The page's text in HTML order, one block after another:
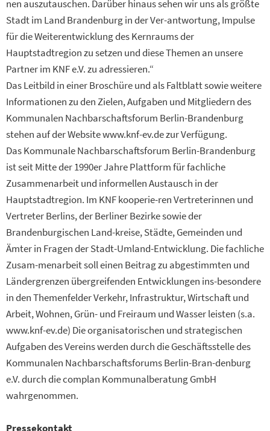
nen auszutauschen. Darüber hinaus sehen wir uns als größte
Stadt im Land Brandenburg in der Ver-antwortung, Impulse
für die Weiterentwicklung des Kernraums der
Hauptstadtregion zu setzen und diese Themen an unsere
Partner im KNF e.V. zu adressieren.“
Das Leitbild in einer Broschüre und als Faltblatt sowie weitere
Informationen zu den Zielen, Aufgaben und Mitgliedern des
Kommunalen Nachbarschaftsforum Berlin-Brandenburg
stehen auf der Website www.knf-ev.de zur Verfügung.
Das Kommunale Nachbarschaftsforum Berlin-Brandenburg
ist seit Mitte der 1990er Jahre Plattform für fachliche
Zusammenarbeit und informellen Austausch in der
Hauptstadtregion. Im KNF kooperie-ren Vertreterinnen und
Vertreter Berlins, der Berliner Bezirke sowie der
Brandenburgischen Land-kreise, Städte, Gemeinden und
Ämter in Fragen der Stadt-Umland-Entwicklung. Die fachliche
Zusam-menarbeit soll einen Beitrag zu abgestimmten und
Ländergrenzen übergreifenden Entwicklungen ins-besondere
in den Themenfelder Verkehr, Infrastruktur, Wirtschaft und
Arbeit, Wohnen, Grün- und Freiraum und Wasser leisten (s.a.
www.knf-ev.de) Die organisatorischen und strategischen
Aufgaben des Vereins werden durch die Geschäftsstelle des
Kommunalen Nachbarschaftsforums Berlin-Bran-denburg
e.V. durch die complan Kommunalberatung GmbH
wahrgenommen.
Pressekontakt